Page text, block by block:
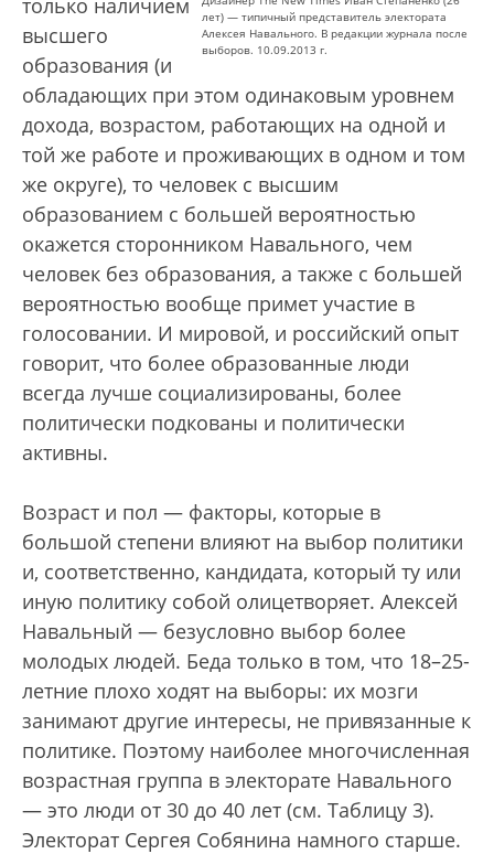
лет) — типичный представитель электората
Алексея Навального. В редакции журнала после
выборов. 10.09.2013 г.
только наличием
высшего
образования (и
обладающих при этом одинаковым уровнем
дохода, возрастом, работающих на одной и
той же работе и проживающих в одном и том
же округе), то человек с высшим
образованием с большей вероятностью
окажется сторонником Навального, чем
человек без образования, а также с большей
вероятностью вообще примет участие в
голосовании. И мировой, и российский опыт
говорит, что более образованные люди
всегда лучше социализированы, более
политически подкованы и политически
активны.
Возраст и пол — факторы, которые в
большой степени влияют на выбор политики
и, соответственно, кандидата, который ту или
иную политику собой олицетворяет. Алексей
Навальный — безусловно выбор более
молодых людей. Беда только в том, что 18–25-
летние плохо ходят на выборы: их мозги
занимают другие интересы, не привязанные к
политике. Поэтому наиболее многочисленная
возрастная группа в электорате Навального
— это люди от 30 до 40 лет (см. Таблицу 3).
Электорат Сергея Собянина намного старше.